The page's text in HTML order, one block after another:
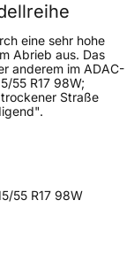
eine sehr hohe
Abrieb aus. Das
anderem im ADAC-
55 R17 98W;
Straße
55 R17 98W